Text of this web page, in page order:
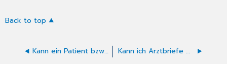
Back to top
Kann ein Patient bzw. eine Patientin auch situativ im Arztgespräch widersprechen? Kann ich Arztbriefe direkt aus dem CGM PRAXISARCHIV in die ePA hochladen?